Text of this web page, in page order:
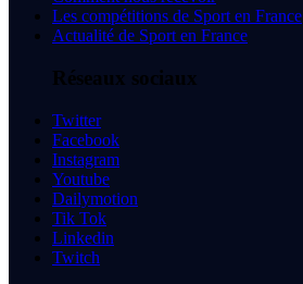
Les compétitions de Sport en France
Actualité de Sport en France
Réseaux sociaux
Twitter
Facebook
Instagram
Youtube
Dailymotion
Tik Tok
Linkedin
Twitch